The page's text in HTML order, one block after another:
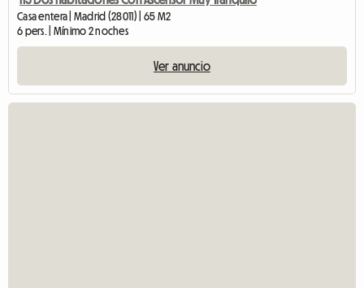
Casa entera | Madrid (28011) | 65 M2
6 pers. | Mínimo 2 noches
Ver anuncio